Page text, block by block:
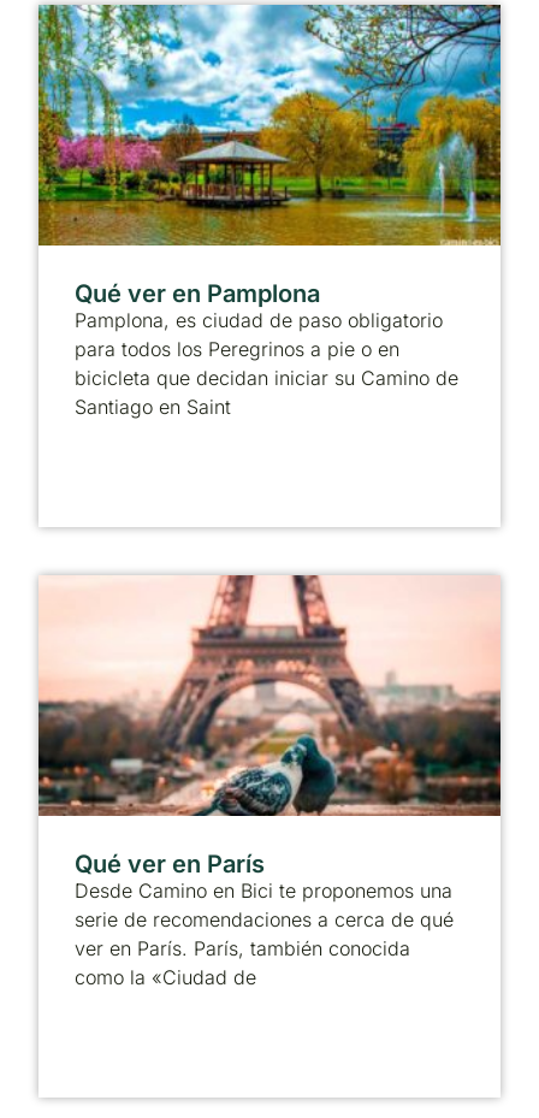
Qué ver en Pamplona
Pamplona, es ciudad de paso obligatorio
para todos los Peregrinos a pie o en
bicicleta que decidan iniciar su Camino de
Santiago en Saint
Qué ver en París
Desde Camino en Bici te proponemos una
serie de recomendaciones a cerca de qué
ver en París. París, también conocida
como la «Ciudad de